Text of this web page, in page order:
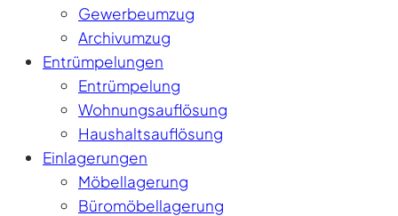
Gewerbeumzug
Archivumzug
Entrümpelungen
Entrümpelung
Wohnungsauflösung
Haushaltsauflösung
Einlagerungen
Möbellagerung
Büromöbellagerung